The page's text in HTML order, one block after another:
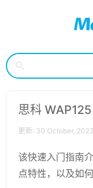
思科
更新: 30 October, 2023
该快速入门指南
点特性，以及如